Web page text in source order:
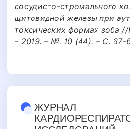
сосудисто-стромального
щитовидной железы при
токсических формах зоба
– 2019. – №. 10 (44). – С. 67-
ЖУРНАЛ